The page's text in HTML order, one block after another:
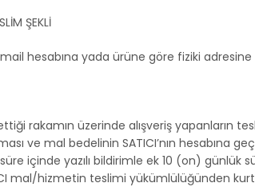
ŞEKLİ
hesabına yada ürüne göre fiziki
rakamın üzerinde alışveriş yapanların
ve mal bedelinin SATICI’nın hesabına
içinde yazılı bildirimle ek 10 (on) günlük
mal/hizmetin teslimi yükümlülüğünden